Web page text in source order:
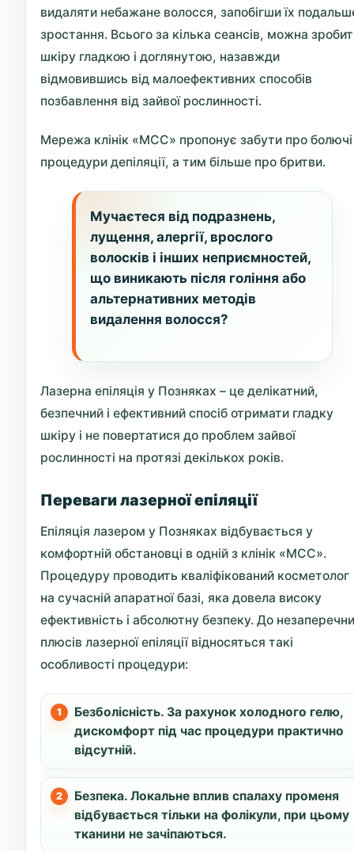
видаляти небажане волосся, запобігши їх
зростання. Всього за кілька сеансів, можна
шкіру гладкою і доглянутою, назавжди
відмовившись від малоефективних способів
позбавлення від зайвої рослинності.
Мережа клінік «МСС» пропонує забути про болючі
процедури депіляції, а тим більше про бритви.
Мучаєтеся від подразнень,
лущення, алергії, врослого
волосків і інших неприємностей,
що виникають після гоління або
альтернативних методів
видалення волосся?
Лазерна епіляція у Позняках – це делікатний,
безпечний і ефективний спосіб отримати гладку
шкіру і не повертатися до проблем зайвої
рослинності на протязі декількох років.
Переваги лазерної епіляції
Епіляція лазером у Позняках відбувається у
комфортній обстановці в одній з клінік «МСС».
Процедуру проводить кваліфікований косметолог
на сучасній апаратної базі, яка довела високу
ефективність і абсолютну безпеку. До
плюсів лазерної епіляції відносяться такі
особливості процедури:
Безболісність. За рахунок холодного гелю,
дискомфорт під час процедури практично
відсутній.
Безпека. Локальне вплив спалаху променя
відбувається тільки на фолікули, при цьому
тканини не зачіпаються.